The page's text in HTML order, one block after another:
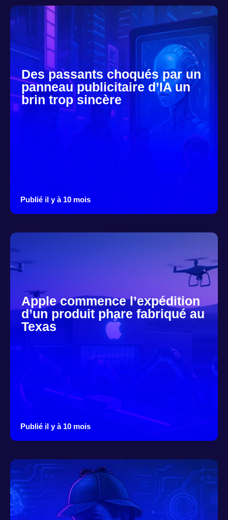
Des passants choqués par un
panneau publicitaire d’IA un
brin trop sincère
Publié il y à 10 mois
Apple commence l’expédition
d’un produit phare fabriqué au
Texas
Publié il y à 10 mois